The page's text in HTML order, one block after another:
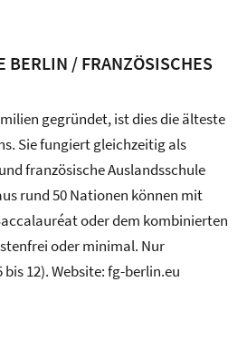
BERLIN / FRANZÖSISCHES
gegründet, ist dies die älteste
Sie fungiert gleichzeitig als
französische Auslandsschule
rund 50 Nationen können mit
oder dem kombinierten
oder minimal. Nur
12). Website: fg-berlin.eu